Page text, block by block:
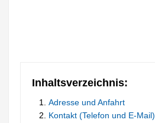
Inhaltsverzeichnis:
Adresse und Anfahrt
Kontakt (Telefon und E-Mail)